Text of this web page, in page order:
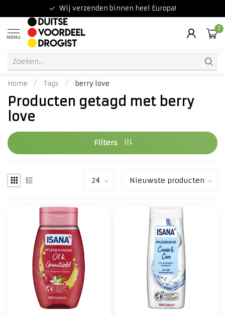
Wij verzenden binnen heel Europa!
MENU
0
Home / Tags / berry love
Producten getagd met berry
love
Filters